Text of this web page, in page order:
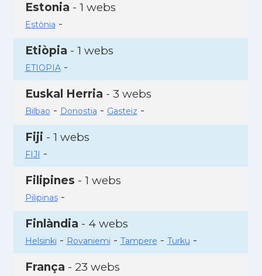
Estonia - 1 webs
Estònia -
Etiòpia - 1 webs
ETIOPIA-
Euskal Herria - 3 webs
Bilbao - Donostia - Gasteiz -
Fiji - 1 webs
FIJI -
Filipines - 1 webs
Pilipinas-
Finlàndia - 4 webs
Helsinki - Rovaniemi - Tampere - Turku -
França - 23 webs